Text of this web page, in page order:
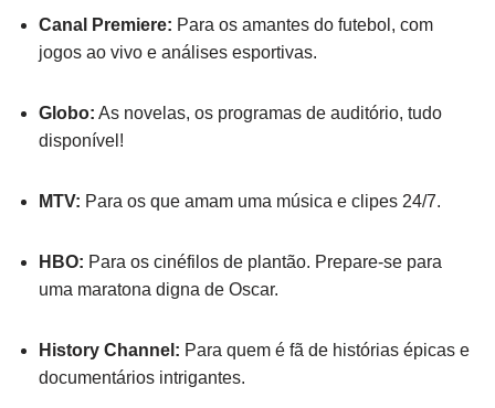
Canal Premiere: Para os amantes do futebol, com
jogos ao vivo e análises esportivas.
Globo: As novelas, os programas de auditório, tudo
disponível!
MTV: Para os que amam uma música e clipes 24/7.
HBO: Para os cinéfilos de plantão. Prepare-se para
uma maratona digna de Oscar.
History Channel: Para quem é fã de histórias épicas e
documentários intrigantes.